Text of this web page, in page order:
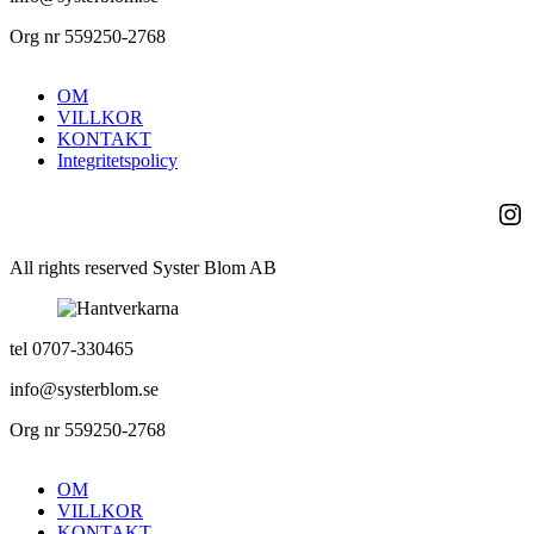
Org nr 559250-2768
OM
VILLKOR
KONTAKT
Integritetspolicy
All rights reserved Syster Blom AB
tel 0707-330465
info@systerblom.se
Org nr 559250-2768
OM
VILLKOR